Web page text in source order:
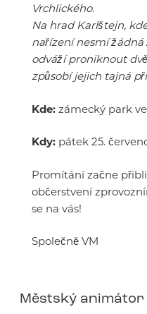
Vrchlického.
Na hrad Karlštejn,
nařízení nesmí žádná
odváží proniknout
způsobí jejich tajná
Kde: zámecký park
Kdy: pátek 25.
Promítání začne
občerstvení
se na vás!
Společně VM
Městský animátor